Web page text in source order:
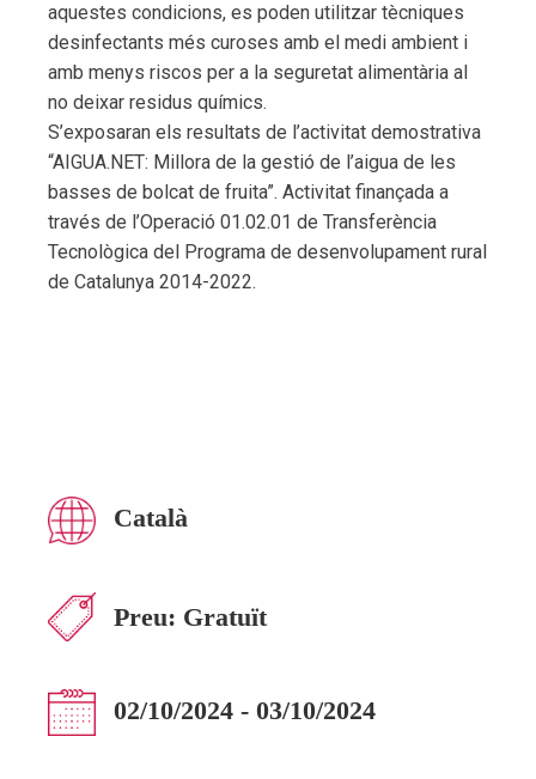
aquestes condicions, es poden utilitzar tècniques
desinfectants més curoses amb el medi ambient i
amb menys riscos per a la seguretat alimentària al
no deixar residus químics.
S’exposaran els resultats de l’activitat demostrativa
“AIGUA.NET: Millora de la gestió de l’aigua de les
basses de bolcat de fruita”. Activitat finançada a
través de l’Operació 01.02.01 de Transferència
Tecnològica del Programa de desenvolupament rural
de Catalunya 2014-2022.
Català
Preu: Gratuït
02/10/2024 - 03/10/2024